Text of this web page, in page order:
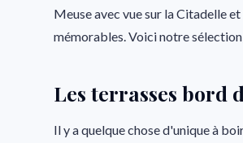
Meuse avec vue sur la Citadelle
mémorables. Voici notre
Les terrasses bord
Il y a quelque chose d'unique à